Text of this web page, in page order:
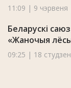
11:09 | 9 чэрвеня
Беларускі
«Жаночыя
09:25 | 18